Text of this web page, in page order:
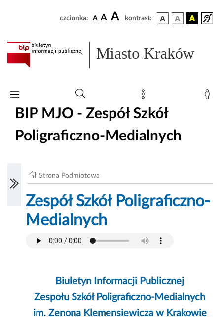
czcionka: A A A kontrast:
Miasto Kraków
BIP MJO - Zespół Szkół
Poligraficzno-Medialnych
Strona Podmiotowa
Zespół Szkół Poligraficzno-
Medialnych
Biuletyn Informacji Publicznej
Zespołu Szkół Poligraficzno-Medialnych
im. Zenona Klemensiewicza w Krakowie